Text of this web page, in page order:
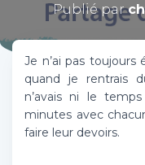
Publié par
Je n’ai pas
quand je rentrais
n’avais ni le
minutes avec
faire leur devoirs.